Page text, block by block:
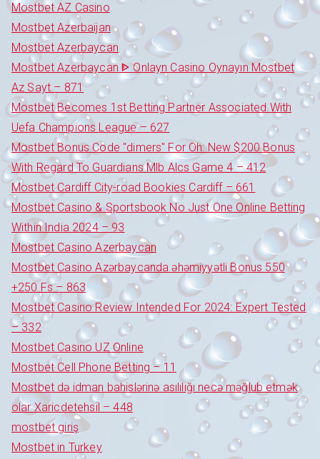
Mostbet AZ Casino
Mostbet Azerbaijan
Mostbet Azerbaycan
Mostbet Azerbaycan ᐈ Onlayn Casino Oynayın Mostbet
Az Sayt – 871
Mostbet Becomes 1st Betting Partner Associated With
Uefa Champions League – 627
Mostbet Bonus Code "dimers" For Oh: New $200 Bonus
With Regard To Guardians Mlb Alcs Game 4 – 412
Mostbet Cardiff City-road Bookies Cardiff – 661
Mostbet Casino & Sportsbook No Just One Online Betting
Within India 2024 – 93
Mostbet Casino Azerbaycan
Mostbet Casino Azərbaycanda əhəmiyyətli Bonus 550
+250 Fs – 863
Mostbet Casino Review Intended For 2024: Expert Tested
– 332
Mostbet Casino UZ Online
Mostbet Cell Phone Betting – 11
Mostbet də idman bahislərinə asılılığı necə məğlub etmək
olar Xaricdetehsil – 448
mostbet giriş
Mostbet in Turkey